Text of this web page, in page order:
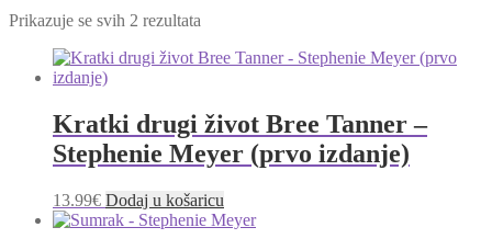
Prikazuje se svih 2 rezultata
najnovijem
Kratki drugi život Bree Tanner –
Stephenie Meyer (prvo izdanje)
13.99€ Dodaj u košaricu